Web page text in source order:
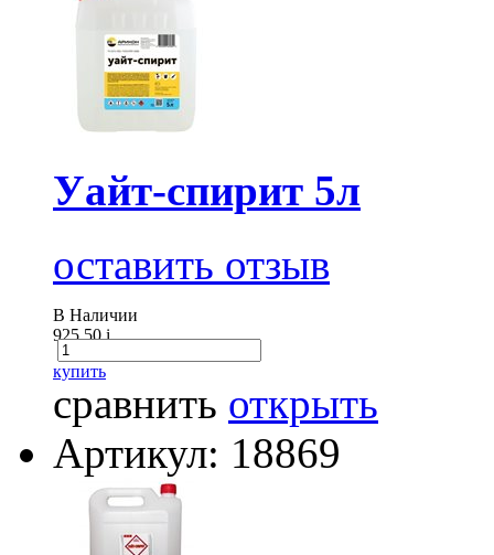
Уайт-спирит 5л
оставить отзыв
В Наличии
925.50i
купить
сравнить открыть
Артикул: 18869